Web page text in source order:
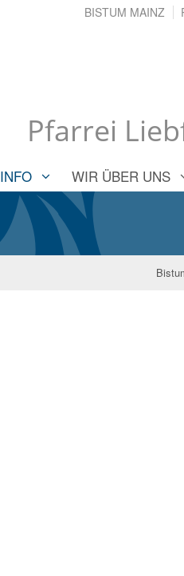
Pfarrei
BISTUM MAINZ
INFO WIR ÜBER UNS